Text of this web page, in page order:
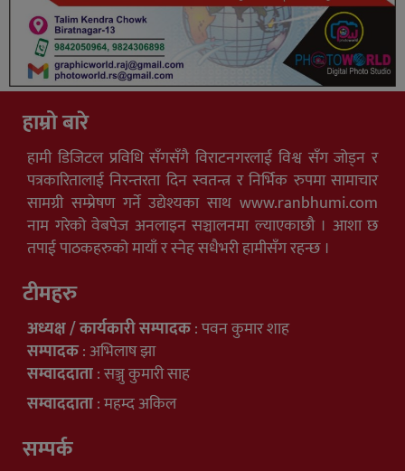
हाम्रो बारे
हामी डिजिटल प्रविधि सँगसँगै विराटनगरलाई विश्व सँग जोड्न र
पत्रकारितालाई निरन्तरता दिन स्वतन्त्र र निर्भिक रुपमा सामाचार
सामग्री सम्प्रेषण गर्ने उद्येश्यका साथ www.ranbhumi.com
नाम गरेको वेबपेज अनलाइन सञ्चालनमा ल्याएकाछौ । आशा छ
तपाई पाठकहरुको मायाँ र स्नेह सधैभरी हामीसँग रहन्छ ।
टीमहरु
अध्यक्ष / कार्यकारी सम्पादक: पवन कुमार शाह
सम्पादक: अभिलाष झा
सम्वाददाता: सञ्जु कुमारी साह
सम्वाददाता: महम्द अकिल
सम्पर्क